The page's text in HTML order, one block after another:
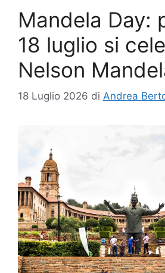
Mandela Day:
18 luglio si
Nelson
18 Luglio 2026 di Andrea